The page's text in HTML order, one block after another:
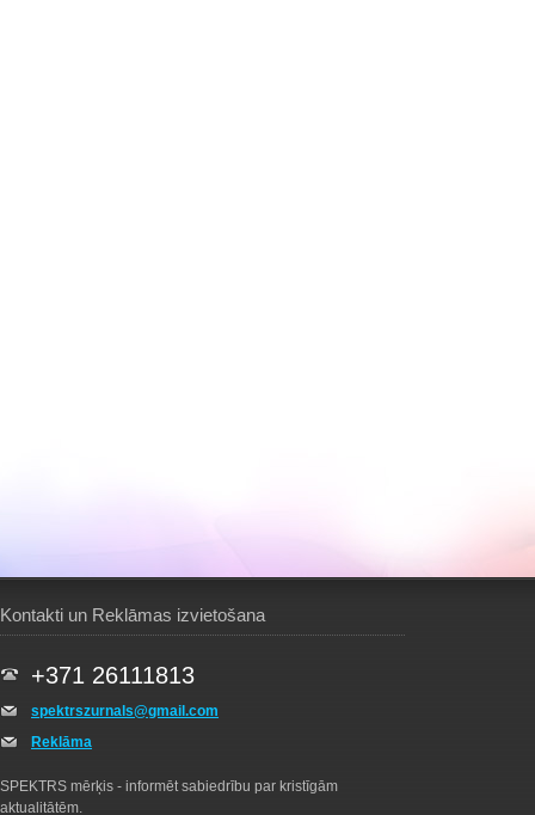
Kontakti un Reklāmas izvietošana
+371 26111813
spektrszurnals@gmail.com
Reklāma
SPEKTRS mērķis - informēt sabiedrību par kristīgām
aktualitātēm.